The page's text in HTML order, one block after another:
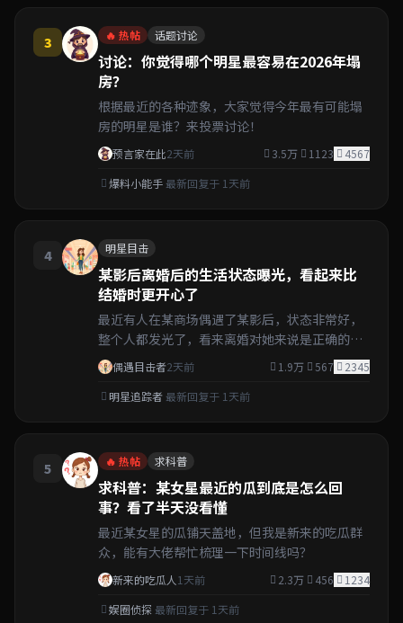
3 🔥 热帖 话题讨论
讨论：你觉得哪个明星最容易在2026年塌
房？
根据最近的各种迹象，大家觉得今年最有可能塌
房的明星是谁？来投票讨论！
预言家在此2天前 3.5万 1123
4567
爆料小能手 最新回复于 1天前
4 明星目击
某影后离婚后的生活状态曝光，看起来比
结婚时更开心了
最近有人在某商场偶遇了某影后，状态非常好，
整个人都发光了，看来离婚对她来说是正确的选
择……
偶遇目击者2天前 1.9万 567
2345
明星追踪者 最新回复于 1天前
5 🔥 热帖 求科普
求科普：某女星最近的瓜到底是怎么回
事？看了半天没看懂
最近某女星的瓜铺天盖地，但我是新来的吃瓜群
众，能有大佬帮忙梳理一下时间线吗？
新来的吃瓜人 1天前 2.3万 456
1234
娱圈侦探 最新回复于 1天前